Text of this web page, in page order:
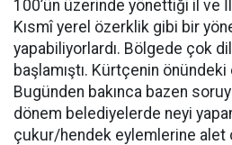
100’ün üzerinde yönettiği il ve
Kısmî yerel özerklik gibi bir
yapabiliyorlardı. Bölgede çok
başlamıştı. Kürtçenin önündeki
Bugünden bakınca bazen
dönem belediyelerde neyi
çukur/hendek eylemlerine alet